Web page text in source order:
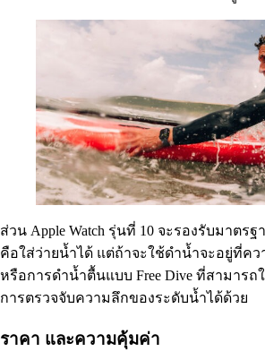
ส่วน Apple Watch รุ่นที่ 10 จะรองรับมาตร
คือใส่ว่ายน้ำได้ แต่ถ้าจะใช้ดำน้ำจะอยู่ที่คว
หรือการดำน้ำตื้นแบบ Free Dive ที่สามาร
การตรวจจับความลึกของระดับน้ำได้ด้วย
ราคา และความคุ้มค่า